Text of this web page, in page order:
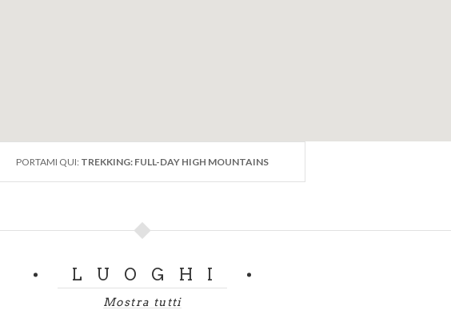
PORTAMI QUI: TREKKING: FULL-DAY HIGH MOUNTAINS
LUOGHI
Mostra tutti